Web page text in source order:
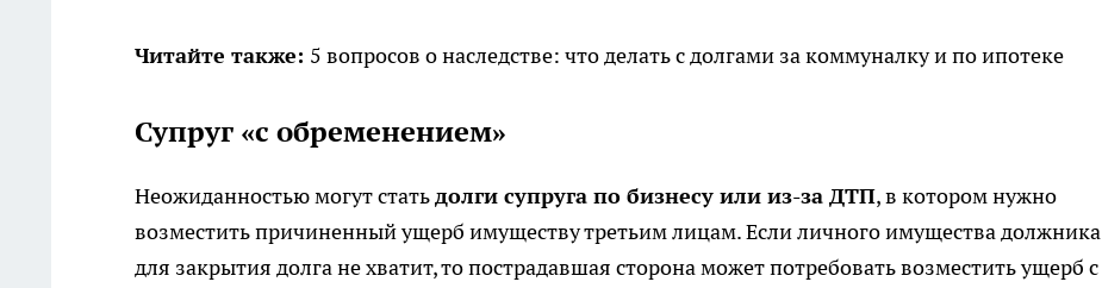
Читайте также: 5 вопросов о наследстве: что делать с долгами за коммуналку и по ипотеке
Супруг «с обременением»
Неожиданностью могут статьдолги супруга по бизнесу или из-за ДТП, в котором нужно
возместить причиненный ущерб имуществу третьим лицам. Если личного имущества должника
для закрытия долга не хватит, то пострадавшая сторона может потребовать возместить ущерб с